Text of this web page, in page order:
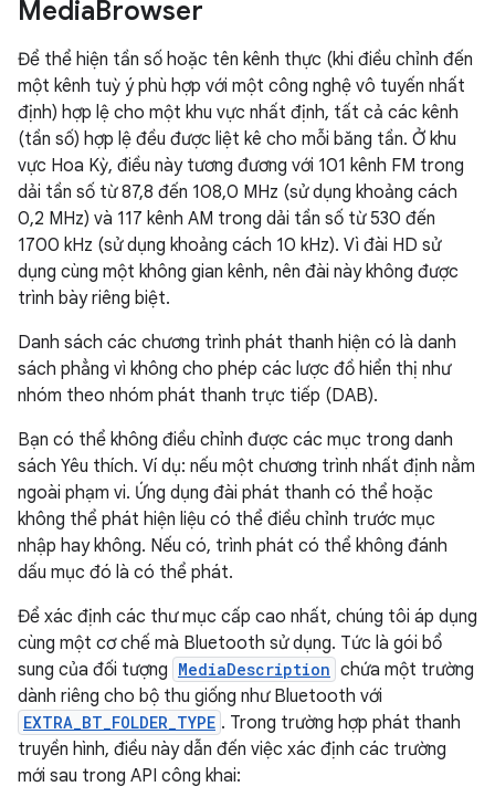
MediaBrowser
Để thể hiện tần số hoặc tên kênh thực (khi điều chỉnh đến
một kênh tuỳ ý phù hợp với một công nghệ vô tuyến nhất
định) hợp lệ cho một khu vực nhất định, tất cả các kênh
(tần số) hợp lệ đều được liệt kê cho mỗi băng tần. Ở khu
vực Hoa Kỳ, điều này tương đương với 101 kênh FM trong
dải tần số từ 87,8 đến 108,0 MHz (sử dụng khoảng cách
0,2 MHz) và 117 kênh AM trong dải tần số từ 530 đến
1700 kHz (sử dụng khoảng cách 10 kHz). Vì đài HD sử
dụng cùng một không gian kênh, nên đài này không được
trình bày riêng biệt.
Danh sách các chương trình phát thanh hiện có là danh
sách phẳng vì không cho phép các lược đồ hiển thị như
nhóm theo nhóm phát thanh trực tiếp (DAB).
Bạn có thể không điều chỉnh được các mục trong danh
sách Yêu thích. Ví dụ: nếu một chương trình nhất định nằm
ngoài phạm vi. Ứng dụng đài phát thanh có thể hoặc
không thể phát hiện liệu có thể điều chỉnh trước mục
nhập hay không. Nếu có, trình phát có thể không đánh
dấu mục đó là có thể phát.
Để xác định các thư mục cấp cao nhất, chúng tôi áp dụng
cùng một cơ chế mà Bluetooth sử dụng. Tức là gói bổ
sung của đối tượng MediaDescription chứa một trường
dành riêng cho bộ thu giống như Bluetooth với
EXTRA_BT_FOLDER_TYPE . Trong trường hợp phát thanh
truyền hình, điều này dẫn đến việc xác định các trường
mới sau trong API công khai: